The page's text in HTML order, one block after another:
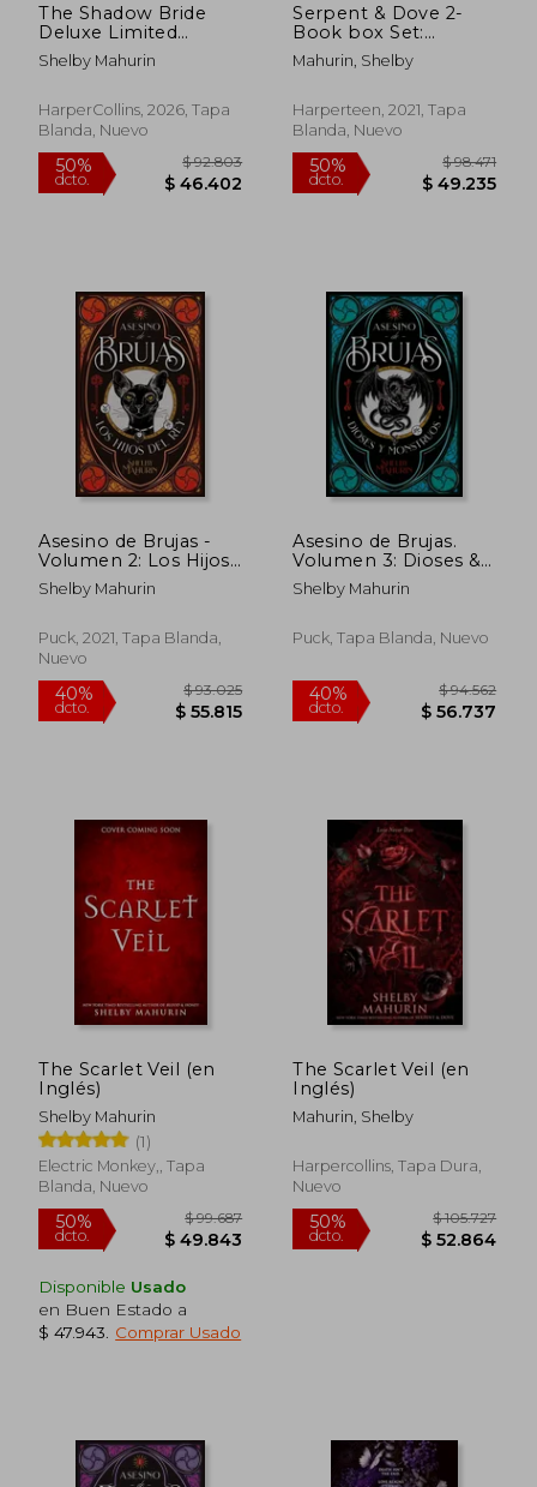
dcto. $ 50.893 dcto.
50%
dcto.
The Shadow Bride
Deluxe Limited
Edition (en Inglés)
Shelby Mahurin
HarperCollins, 2026, Tapa
Blanda, Nuevo
50%
dcto.
$ 92.803
$ 46.402
Serpent & Dove 2-
Book box Set:
Serpent & Dove,
Blood & Honey (en
Mahurin, Shelby
Harperteen, 2021, Tapa
Blanda, Nuevo
50%
dcto.
Asesino de Brujas -
Volumen 2: Los Hijos
del rey
Shelby Mahurin
Puck, 2021, Tapa Blanda,
Nuevo
Asesino de Brujas.
Volumen 3: Dioses &
Monstruos
Shelby Mahurin
Puck, Tapa Blanda, Nuevo
The Scarlet Veil (en
Inglés)
Shelby Mahurin
(1)
Electric Monkey,, Tapa
Blanda, Nuevo
Disponible Usado
en Buen Estado a
$ 47.943
Comprar Usado
The Scarlet Veil (en
Inglés)
Mahurin, Shelby
Harpercollins, Tapa Dura,
Nuevo